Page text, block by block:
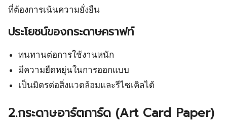
ที่ต้องการเน้นความยั่งยืน
ประโยชน์ของกระดาษคราฟท์
ทนทานต่อการใช้งานหนัก
มีความยืดหยุ่นในการออกแบบ
เป็นมิตรต่อสิ่งแวดล้อมและรีไซเคิลได้
2.กระดาษอาร์ตการ์ด (Art Card Paper)